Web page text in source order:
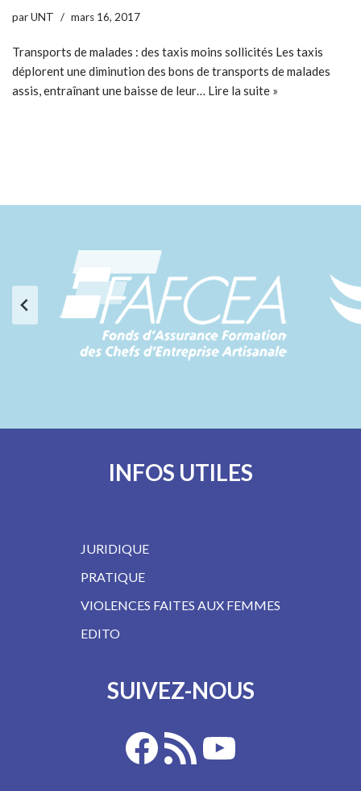
parUNT mars 16, 2017
Transports de malades : des taxis moins sollicités Les taxis
déplorent une diminution des bons de transports de malades
assis, entraînant une baisse de leur… Lire la suite »
INFOS UTILES
JURIDIQUE
PRATIQUE
VIOLENCES FAITES AUX FEMMES
EDITO
SUIVEZ-NOUS